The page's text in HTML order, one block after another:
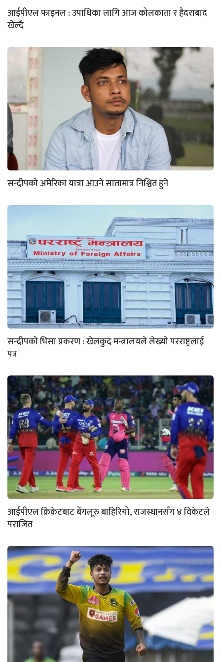
आईपीएल फाइनल : उपाधिका लागि आज कोलकाता र हैदराबाद
खेल्दै
सन्दीपको अमेरिका यात्रा आउने सातामात्र निश्चित हुने
सन्दीपको भिसा प्रकरण : खेलकुद मन्त्रालयले लेख्यो परराष्ट्रलाई
पत्र
आईपीएल क्रिकेटबाट बेंगलूरु बाहिरियो, राजस्थानसँग ४ विकेटले
पराजित